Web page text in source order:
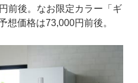
前後。なお限定カラー「ギ
想価格は73,000円前後。